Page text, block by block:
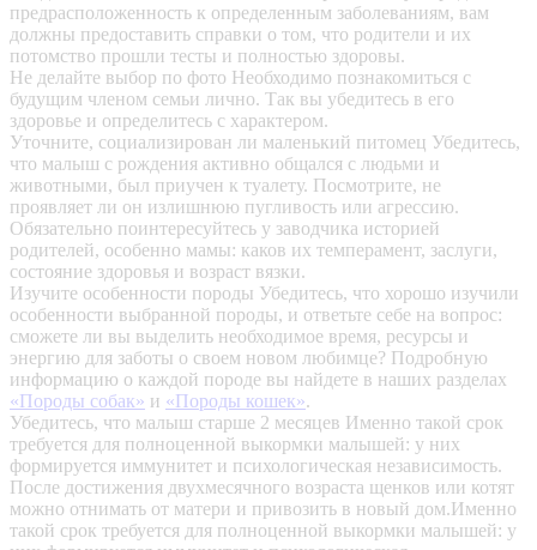
предрасположенность к определенным заболеваниям, вам
должны предоставить справки о том, что родители и их
потомство прошли тесты и полностью здоровы.
Не делайте выбор по фото Необходимо познакомиться с
будущим членом семьи лично. Так вы убедитесь в его
здоровье и определитесь с характером.
Уточните, социализирован ли маленький питомец Убедитесь,
что малыш с рождения активно общался с людьми и
животными, был приучен к туалету. Посмотрите, не
проявляет ли он излишнюю пугливость или агрессию.
Обязательно поинтересуйтесь у заводчика историей
родителей, особенно мамы: каков их темперамент, заслуги,
состояние здоровья и возраст вязки.
Изучите особенности породы Убедитесь, что хорошо изучили
особенности выбранной породы, и ответьте себе на вопрос:
сможете ли вы выделить необходимое время, ресурсы и
энергию для заботы о своем новом любимце? Подробную
информацию о каждой породе вы найдете в наших разделах
«Породы собак» и «Породы кошек».
Убедитесь, что малыш старше 2 месяцев Именно такой срок
требуется для полноценной выкормки малышей: у них
формируется иммунитет и психологическая независимость.
После достижения двухмесячного возраста щенков или котят
можно отнимать от матери и привозить в новый дом.Именно
такой срок требуется для полноценной выкормки малышей: у